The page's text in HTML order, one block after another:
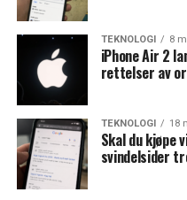
TEKNOLOGI 8
iPhone Air 2
rettelser av
TEKNOLOGI 18
Skal du kjøpe
svindelsider